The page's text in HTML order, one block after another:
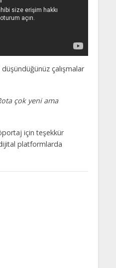
çalışmalar
çok yeni ama
için teşekkür
platformlarda